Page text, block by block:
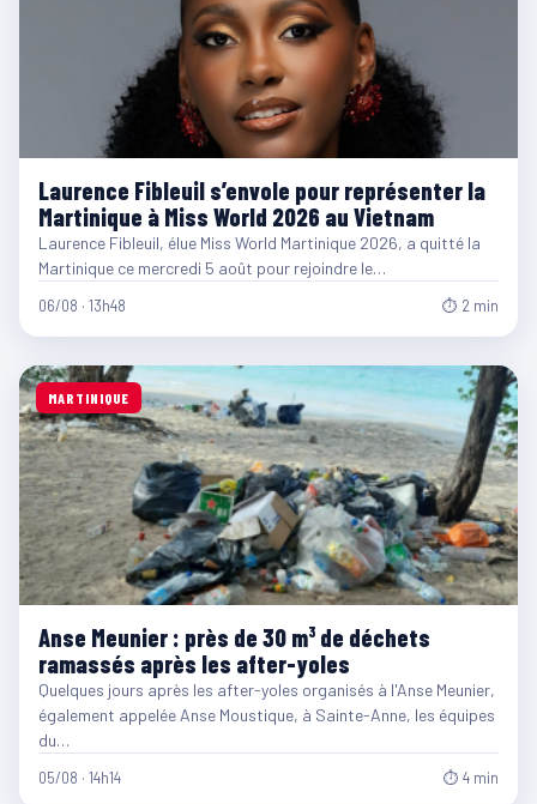
Laurence Fibleuil s’envole pour représenter la
Martinique à Miss World 2026 au Vietnam
Laurence Fibleuil, élue Miss World Martinique 2026, a quitté la
Martinique ce mercredi 5 août pour rejoindre le…
06/08 · 13h48 ⏱ 2 min
MARTINIQUE
Anse Meunier : près de 30 m³ de déchets
ramassés après les after-yoles
Quelques jours après les after-yoles organisés à l'Anse Meunier,
également appelée Anse Moustique, à Sainte-Anne, les équipes
du…
05/08 · 14h14 ⏱ 4 min